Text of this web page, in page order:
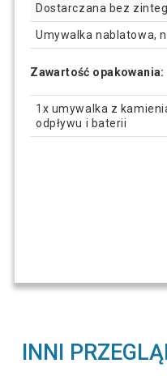
Dostarczana bez
Umywalka nablatowa,
Zawartość opakowania:
1x umywalka z
odpływu i baterii
INNI